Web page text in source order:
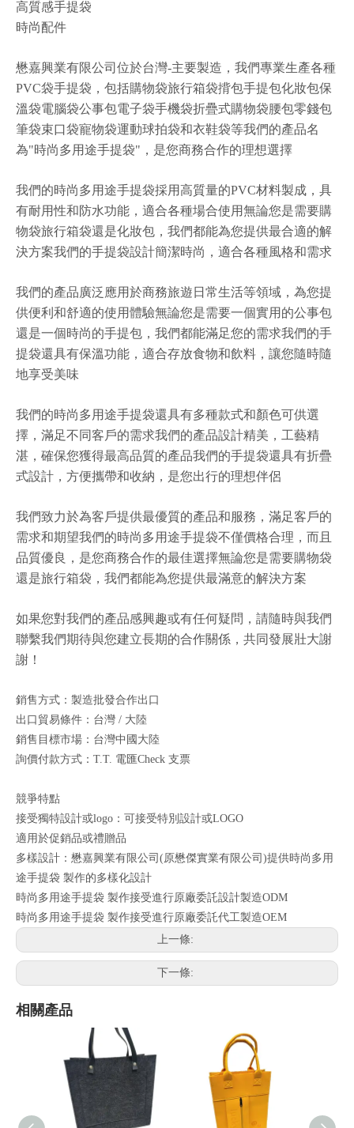
高質感手提袋
時尚配件
懋嘉興業有限公司位於台灣-主要製造 ， 我們專業生產各種
PVC袋手提袋，包括購物袋旅行箱袋揹包手提包化妝包保
溫袋電腦袋公事包電子袋手機袋折疊式購物袋腰包零錢包
筆袋束口袋寵物袋運動球拍袋和衣鞋袋等我們的產品名
為"時尚多用途手提袋"，是您商務合作的理想選擇
我們的時尚多用途手提袋採用高質量的PVC材料製成，具
有耐用性和防水功能，適合各種場合使用無論您是需要購
物袋旅行箱袋還是化妝包，我們都能為您提供最合適的解
決方案我們的手提袋設計簡潔時尚，適合各種風格和需求
我們的產品廣泛應用於商務旅遊日常生活等領域，為您提
供便利和舒適的使用體驗無論您是需要一個實用的公事包
還是一個時尚的手提包，我們都能滿足您的需求我們的手
提袋還具有保溫功能，適合存放食物和飲料，讓您隨時隨
地享受美味
我們的時尚多用途手提袋還具有多種款式和顏色可供選
擇，滿足不同客戶的需求我們的產品設計精美，工藝精
湛，確保您獲得最高品質的產品我們的手提袋還具有折疊
式設計，方便攜帶和收納，是您出行的理想伴侶
我們致力於為客戶提供最優質的產品和服務，滿足客戶的
需求和期望我們的時尚多用途手提袋不僅價格合理，而且
品質優良，是您商務合作的最佳選擇無論您是需要購物袋
還是旅行箱袋，我們都能為您提供最滿意的解決方案
如果您對我們的產品感興趣或有任何疑問，請隨時與我們
聯繫我們期待與您建立長期的合作關係，共同發展壯大謝
謝！
銷售方式：製造批發合作出口
出口貿易條件：台灣 / 大陸
銷售目標市場：台灣中國大陸
詢價付款方式：T.T. 電匯Check 支票
競爭特點
接受獨特設計或logo：可接受特別設計或LOGO
適用於促銷品或禮贈品
多樣設計：懋嘉興業有限公司(原懋傑實業有限公司)提供時尚多用
途手提袋 製作的多樣化設計
時尚多用途手提袋 製作接受進行原廠委託設計製造ODM
時尚多用途手提袋 製作接受進行原廠委託代工製造OEM
上一條:
下一條:
相關產品